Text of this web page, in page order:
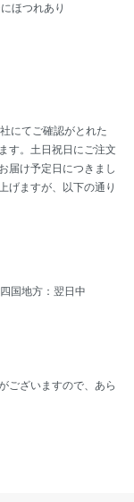
ほつれあり
にてご確認がとれた
す。土日祝日にご注文
届け予定日につきまし
げますが、以下の通り
国地方：翌日中
ございますので、あら